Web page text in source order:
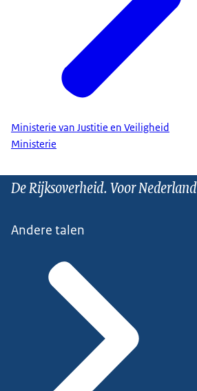
Ministerie van Justitie en Veiligheid
Ministerie
De Rijksoverheid. Voor Nederland
Andere talen